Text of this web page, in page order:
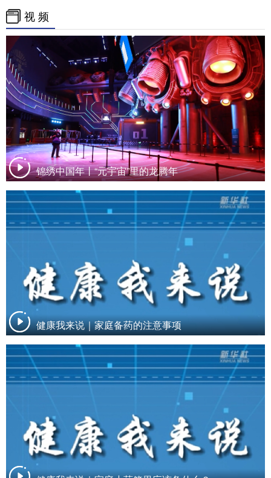
视 频
锦绣中国年丨“元宇宙”里的龙腾年
健康我来说｜家庭备药的注意事项